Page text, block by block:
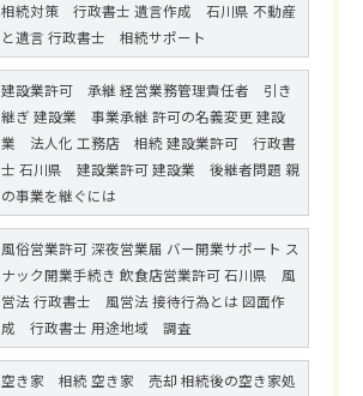
相続対策 行政書士 遺言作成 石川県 不動産
と遺言 行政書士 相続サポート
建設業許可 承継 経営業務管理責任者 引き
継ぎ 建設業 事業承継 許可の名義変更 建設
業 法人化 工務店 相続 建設業許可 行政書
士 石川県 建設業許可 建設業 後継者問題 親
の事業を継ぐには
風俗営業許可 深夜営業届 バー開業サポート ス
ナック開業手続き 飲食店営業許可 石川県 風
営法 行政書士 風営法 接待行為とは 図面作
成 行政書士 用途地域 調査
空き家 相続 空き家 売却 相続後の空き家処